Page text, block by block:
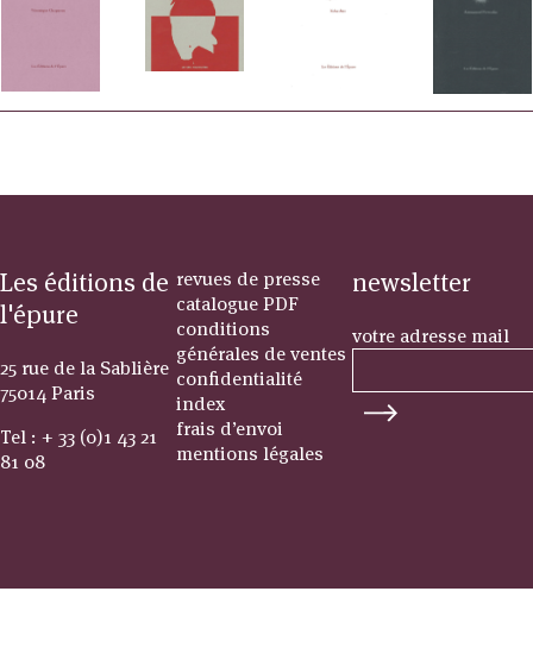
Les éditions de
l'épure
25 rue de la Sablière
75014 Paris
Tel : + 33 (0)1 43 21
81 08
revues de presse
catalogue PDF
conditions
générales de ventes
confidentialité
index
frais d’envoi
mentions légales
newsletter
votre adresse mail